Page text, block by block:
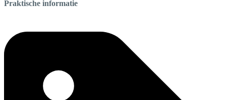
Praktische informatie